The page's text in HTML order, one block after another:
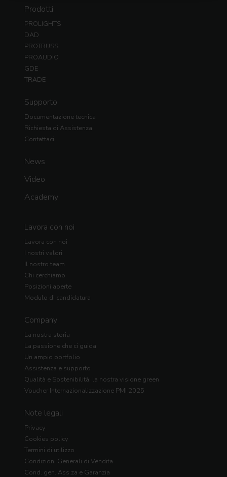
Prodotti
PROLIGHTS
DAD
PROTRUSS
PROAUDIO
GDE
TRADE
Supporto
Documentazione tecnica
Richiesta di Assistenza
Contattaci
News
Video
Academy
Lavora con noi
Lavora con noi
I nostri valori
Il nostro team
Chi cerchiamo
Posizioni aperte
Modulo di candidatura
Company
La nostra storia
La passione che ci guida
Un ampio portfolio
Assistenza e supporto
Qualità e Sostenibilità: la nostra visione green
Voucher Internazionalizzazione PMI 2025
Note legali
Privacy
Cookies policy
Termini di utilizzo
Condizioni Generali di Vendita
Cond. gen. Ass.za e Garanzia